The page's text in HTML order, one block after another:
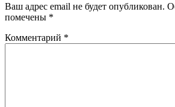
Ваш адрес email не будет опубликован.
помечены *
Комментарий *